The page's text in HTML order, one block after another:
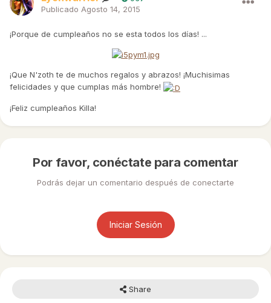
Publicado Agosto 14, 2015
¡Porque de cumpleaños no se esta todos los días! ...
¡Que N'zoth te de muchos regalos y abrazos! ¡Muchisimas
felicidades y que cumplas más hombre!
¡Feliz cumpleaños Killa!
Por favor, conéctate para comentar
Podrás dejar un comentario después de conectarte
Iniciar Sesión
Share